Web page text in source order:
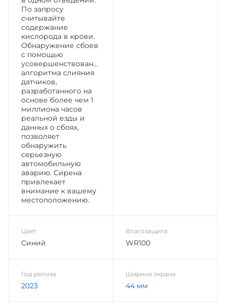
По запросу
считывайте
содержание
кислорода в крови.
Обнаружение сбоев
с помощью
усовершенствованного
алгоритма слияния
датчиков,
разработанного на
основе более чем 1
миллиона часов
реальной езды и
данных о сбоях,
позволяет
обнаружить
серьезную
автомобильную
аварию. Сирена
привлекает
внимание к вашему
местоположению.
Цвет
Синий
Влагозащита
WR100
Год релиза
2023
Ширина экрана
44 мм